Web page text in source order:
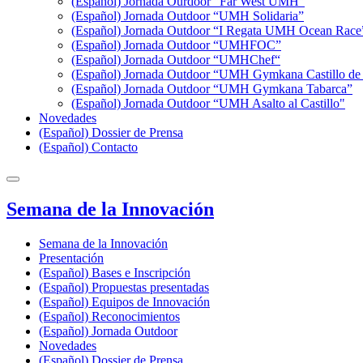
(Español) Jornada Outdoor “UMH Solidaria”
(Español) Jornada Outdoor “I Regata UMH Ocean
(Español) Jornada Outdoor “UMHFOC”
(Español) Jornada Outdoor “UMHChef“
(Español) Jornada Outdoor “UMH Gymkana Castillo
(Español) Jornada Outdoor “UMH Gymkana Tabarca”
(Español) Jornada Outdoor “UMH Asalto al Castillo"
Novedades
(Español) Dossier de Prensa
(Español) Contacto
Semana de la Innovación
Semana de la Innovación
Presentación
(Español) Bases e Inscripción
(Español) Propuestas presentadas
(Español) Equipos de Innovación
(Español) Reconocimientos
(Español) Jornada Outdoor
Novedades
(Español) Dossier de Prensa